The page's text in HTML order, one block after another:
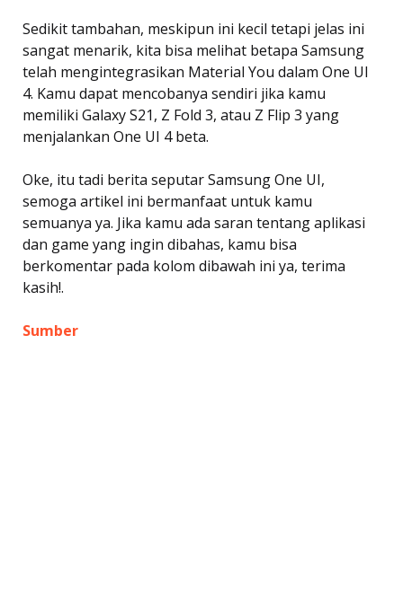
Sedikit tambahan, meskipun ini kecil tetapi jelas ini
sangat menarik, kita bisa melihat betapa Samsung
telah mengintegrasikan Material You dalam One UI
4. Kamu dapat mencobanya sendiri jika kamu
memiliki Galaxy S21, Z Fold 3, atau Z Flip 3 yang
menjalankan One UI 4 beta.
Oke, itu tadi berita seputar Samsung One UI,
semoga artikel ini bermanfaat untuk kamu
semuanya ya. Jika kamu ada saran tentang aplikasi
dan game yang ingin dibahas, kamu bisa
berkomentar pada kolom dibawah ini ya, terima
kasih!.
Sumber